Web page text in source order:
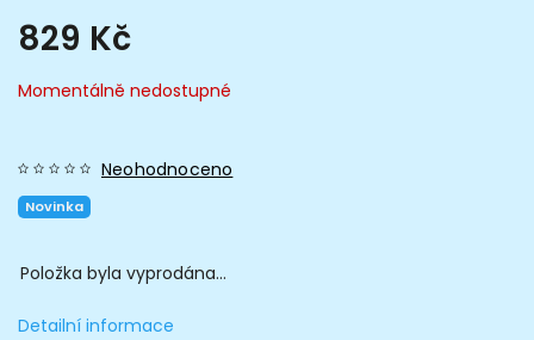
829 Kč
Momentálně nedostupné
Novinka
Neohodnoceno
Položka byla vyprodána…
Detailní informace